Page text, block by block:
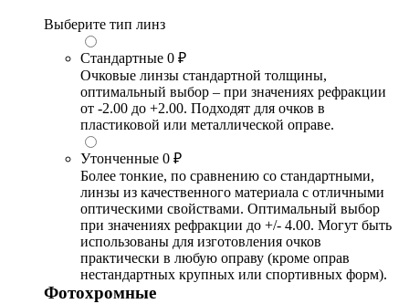
Выберите тип линз
Стандартные 0 ₽
Очковые линзы стандартной толщины,
оптимальный выбор – при значениях рефракции
от -2.00 до +2.00. Подходят для очков в
пластиковой или металлической оправе.
Утонченные 0 ₽
Более тонкие, по сравнению со стандартными,
линзы из качественного материала с отличными
оптическими свойствами. Оптимальный выбор
при значениях рефракции до +/- 4.00. Могут быть
использованы для изготовления очков
практически в любую оправу (кроме оправ
нестандартных крупных или спортивных форм).
Фотохромные